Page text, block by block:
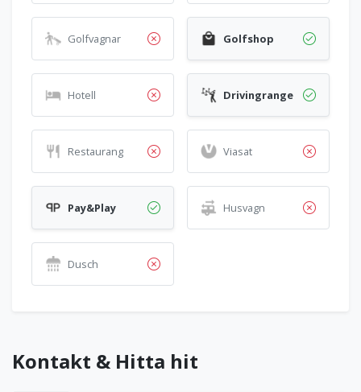
Golfvagnar Golfshop
Hotell Drivingrange
Restaurang Viasat
Pay&Play Husvagn
Dusch
Kontakt & Hitta hit